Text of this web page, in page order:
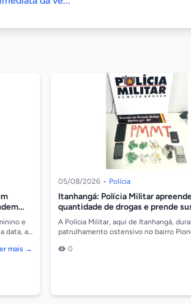
e
data, a
mais →
05/08/2026 • Polícia
Itanhangá: Polícia Militar
quantidade de drogas e prende
ficha criminal extensa
A Polícia Militar, aqui de Itanhangá,
patrulhamento ostensivo no bairro
substânci...
0